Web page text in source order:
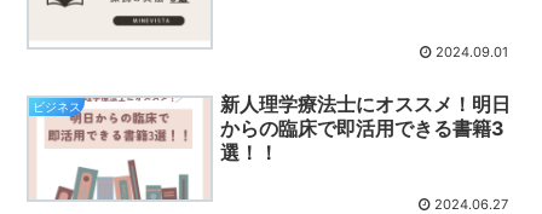
2024.09.01
ビジネス
新人理学療法士にオススメ！明日
からの臨床で即活用できる書籍3
選！！
2024.06.27